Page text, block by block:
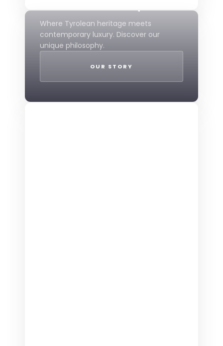
Where Tyrolean heritage meets
contemporary luxury. Discover our
unique philosophy.
OUR STORY